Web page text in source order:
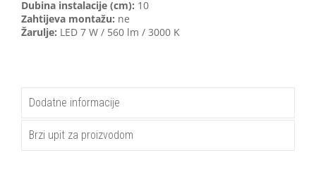
Dubina instalacije (cm): 10
Zahtijeva montažu: ne
Žarulje: LED 7 W / 560 lm / 3000 K
Dodatne informacije
Brzi upit za proizvodom